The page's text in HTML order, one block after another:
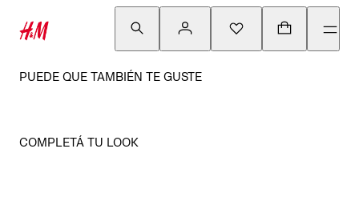
PUEDE QUE TAMBIÉN TE GUSTE
COMPLETÁ TU LOOK